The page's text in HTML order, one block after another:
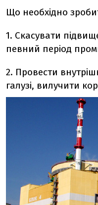
Що необхідно
1. Скасувати
певний період
2. Провести
галузі, вилучити